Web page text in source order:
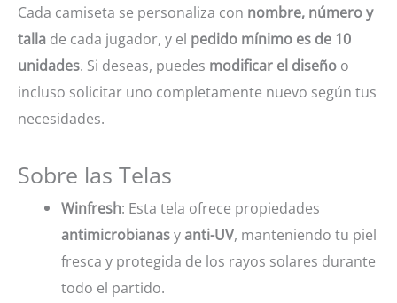
Cada camiseta se personaliza con nombre, número y
talla de cada jugador, y el pedido mínimo es de 10
unidades. Si deseas, puedes modificar el diseño o
incluso solicitar uno completamente nuevo según tus
necesidades.
Sobre las Telas
Winfresh: Esta tela ofrece propiedades
antimicrobianasyanti-UV, manteniendo tu piel
fresca y protegida de los rayos solares durante
todo el partido.